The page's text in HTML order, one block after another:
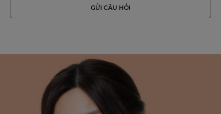
GỬI CÂU HỎI